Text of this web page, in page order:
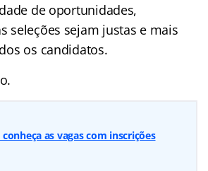
de oportunidades,
seleções sejam justas e mais
os candidatos.
as vagas com inscrições